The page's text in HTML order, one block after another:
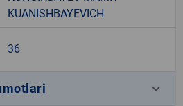
KUANISHBAYEVICH
36
keyboard_arrow_down